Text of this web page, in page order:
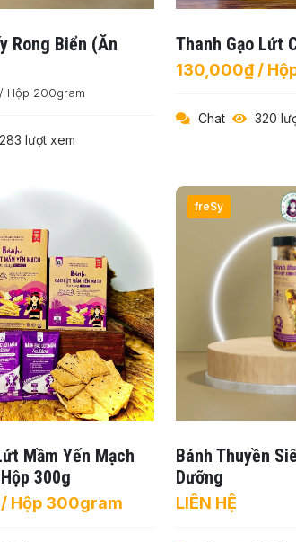
Rong Biển (ăn
/ Hộp 200gram
283 lượt xem
Thanh Gạo Lứt
130,000₫ /
Chat 320
Mầm Yến Mạch
300g
Hộp 300gram
freSy
Bánh Thuyền
Dưỡng
LIÊN HỆ